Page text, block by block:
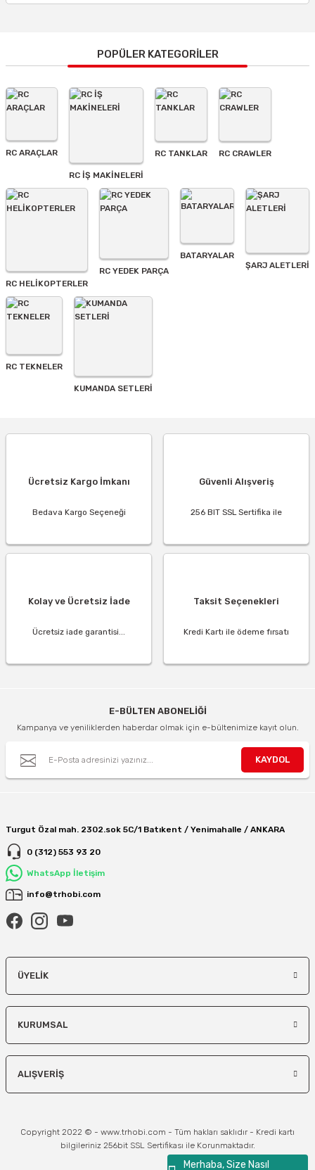
Merhaba, Size Nasıl
Görüş ve önerileriniz için teşekkür ederiz.
Ürün resmi kalitesiz, bozuk veya görüntülenemiyor.
Ürün açıklamasında eksik bilgiler bulunuyor.
Ürün fiyatı diğer sitelerden daha pahalı.
Bu ürüne benzer farklı alternatifler olmalı.
Gönder
POPÜLER KATEGORİLER
RC ARAÇLAR
RC İŞ MAKİNELERİ
RC TANKLAR RC CRAWLER
RC HELİKOPTERLER
RC YEDEK PARÇA
BATARYALAR
ŞARJ ALETLERI
RC TEKNELER
KUMANDA SETLERİ
Ücretsiz Kargo İmkanı
Bedava Kargo Seçeneği
Güvenli Alışveriş
256 BIT SSL Sertifika ile
Kolay ve Ücretsiz İade
Ücretsiz iade garantisi...
Taksit Seçenekleri
Kredi Kartı ile ödeme fırsatı
E-BÜLTEN ABONELİĞİ
Kampanya ve yeniliklerden haberdar olmak için e-bültenimize kayıt olun.
KAYDOL
Turgut Özal mah. 2302.sok 5C/1 Batıkent / Yenimahalle / ANKARA
0 (312) 553 93 20
WhatsApp İletişim
info@trhobi.com
ÜYELIK
KURUMSAL
ALIŞVERIŞ
Copyright 2022 © - www.trhobi.com - Tüm hakları saklıdır - Kredi kartı
bilgileriniz 256bit SSL Sertifikası ile Korunmaktadır.